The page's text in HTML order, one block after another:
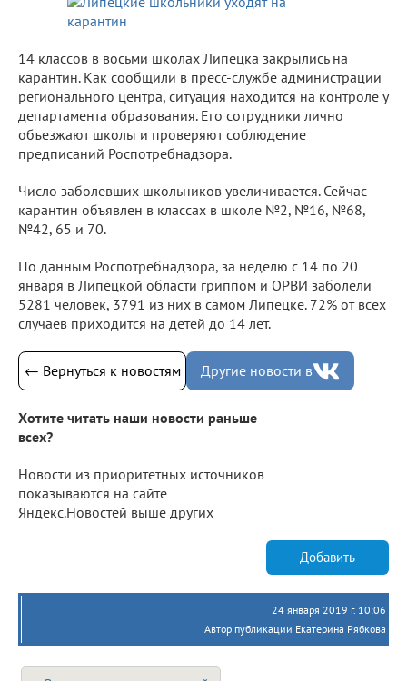
14 классов в восьми школах Липецка закрылись на
карантин. Как сообщили в пресс-службе администрации
регионального центра, ситуация находится на контроле у
департамента образования. Его сотрудники лично
объезжают школы и проверяют соблюдение
предписаний Роспотребнадзора.
Число заболевших школьников увеличивается. Сейчас
карантин объявлен в классах в школе №2, №16, №68,
№42, 65 и 70.
По данным Роспотребнадзора, за неделю с 14 по 20
января в Липецкой области гриппом и ОРВИ заболели
5281 человек, 3791 из них в самом Липецке. 72% от всех
случаев приходится на детей до 14 лет.
← Вернуться к новостям Другие новости в
Хотите читать наши новости раньше
всех?
Новости из приоритетных источников
показываются на сайте
Яндекс.Новостей выше других
Добавить
24 января 2019 г. 10:06
Автор публикации Екатерина Рябкова